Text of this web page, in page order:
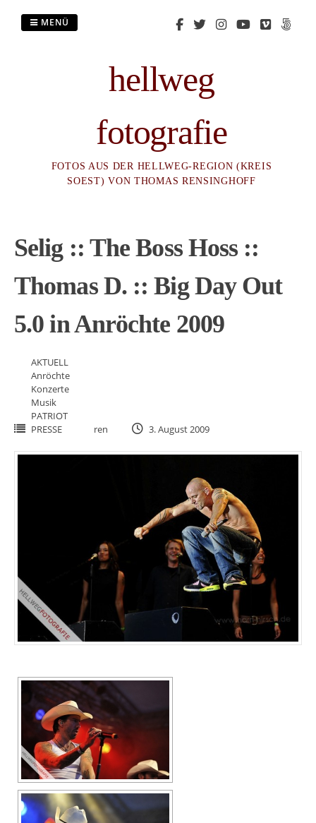
hellweg
fotografie
FOTOS AUS DER HELLWEG-REGION (KREIS
SOEST) VON THOMAS RENSINGHOFF
MENÜ
Selig :: The Boss Hoss ::
Thomas D. :: Big Day Out
5.0 in Anröchte 2009
AKTUELL
Anröchte
Konzerte
Musik
PATRIOT
PRESSE
ren 3. August 2009